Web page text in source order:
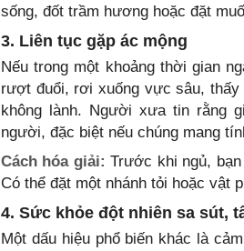
sống, đốt trầm hương hoặc đặt
3. Liên tục gặp ác mộng
Nếu trong một khoảng thời gian
rượt đuổi, rơi xuống vực sâu,
không lành. Người xưa tin rằng
người, đặc biệt nếu chúng mang
Cách hóa giải: Trước khi ngủ,
Có thể đặt một nhánh tỏi hoặc vật
4. Sức khỏe đột nhiên sa sút,
Một dấu hiệu phổ biến khác là